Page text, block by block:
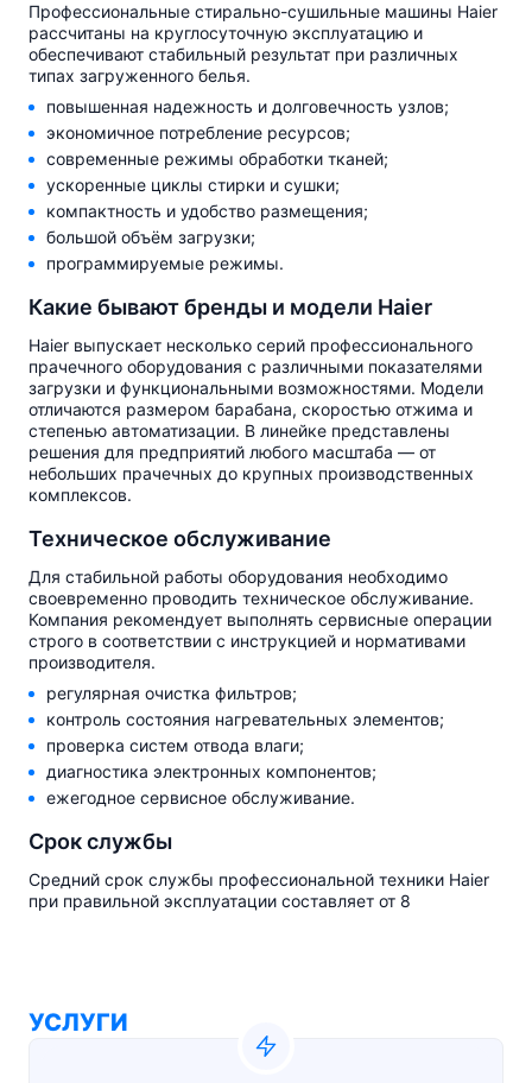
Профессиональные стирально-сушильные машины Haier
рассчитаны на круглосуточную эксплуатацию и
обеспечивают стабильный результат при различных
типах загруженного белья.
повышенная надежность и долговечность узлов;
экономичное потребление ресурсов;
современные режимы обработки тканей;
ускоренные циклы стирки и сушки;
компактность и удобство размещения;
большой объём загрузки;
программируемые режимы.
Какие бывают бренды и модели Haier
Haier выпускает несколько серий профессионального
прачечного оборудования с различными показателями
загрузки и функциональными возможностями. Модели
отличаются размером барабана, скоростью отжима и
степенью автоматизации. В линейке представлены
решения для предприятий любого масштаба — от
небольших прачечных до крупных производственных
комплексов.
Техническое обслуживание
Для стабильной работы оборудования необходимо
своевременно проводить техническое обслуживание.
Компания рекомендует выполнять сервисные операции
строго в соответствии с инструкцией и нормативами
производителя.
регулярная очистка фильтров;
контроль состояния нагревательных элементов;
проверка систем отвода влаги;
диагностика электронных компонентов;
ежегодное сервисное обслуживание.
Срок службы
Средний срок службы профессиональной техники Haier
при правильной эксплуатации составляет от 8
УСЛУГИ